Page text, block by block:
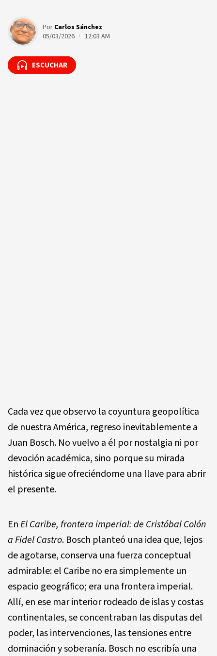
Por Carlos Sánchez
05/03/2026 · 12:03 AM
ESCUCHAR
ESCUCHAR
Cada vez que observo la coyuntura geopolítica
de nuestra América, regreso inevitablemente a
Juan Bosch. No vuelvo a él por nostalgia ni por
devoción académica, sino porque su mirada
histórica sigue ofreciéndome una llave para abrir
el presente.
EnEl Caribe, frontera imperial: de Cristóbal Colón
a Fidel Castro. Bosch planteó una idea que, lejos
de agotarse, conserva una fuerza conceptual
admirable: el Caribe no era simplemente un
espacio geográfico; era una frontera imperial.
Allí, en ese mar interior rodeado de islas y costas
continentales, se concentraban las disputas del
poder, las intervenciones, las tensiones entre
dominación y soberanía. Bosch no escribía una